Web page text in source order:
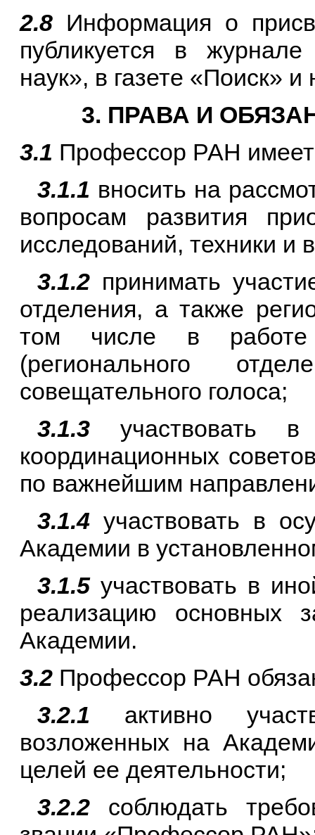
2.8 Информация о
публикуется в
наук», в газете «Поиск»
3. ПРАВА И
3.1 Профессор РАН
3.1.1 вносить на
вопросам развития
исследований, техники и
3.1.2 принимать
отделения, а также
том числе в работе
(регионального
совещательного голоса;
3.1.3 участвовать в
координационных
по важнейшим
3.1.4 участвовать в
Академии в
3.1.5участвовать в
реализацию основных
Академии.
3.2 Профессор РАН
3.2.1 активно
возложенных на
целей ее деятельности;
3.2.2 соблюдать